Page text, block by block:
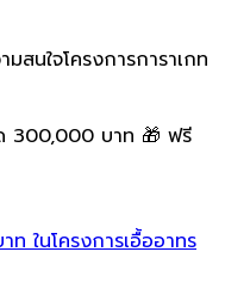
สนใจโครงการการาเกท
300,000 บาท 🎁 ฟรี
ในโครงการเอื้ออาทร